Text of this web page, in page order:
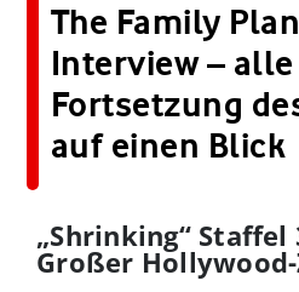
The Family
Interview –
Fortsetzung
auf einen Blick
„Shrinking“ Staffel
Großer